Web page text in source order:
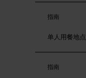
指南
单人用餐地点
指南